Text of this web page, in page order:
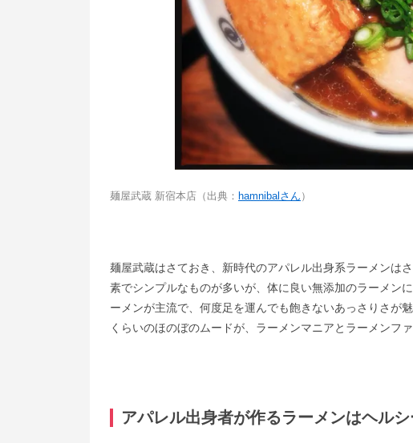
麺屋武蔵 新宿本店（出典： hamnibalさん ）
麺屋武蔵はさておき、新時代のアパレル出身系ラーメンは
素でシンプルなものが多いが、体に良い無添加のラーメン
ーメンが主流で、何度足を運んでも飽きないあっさりさが
くらいのほのぼのムードが、ラーメンマニアとラーメンフ
アパレル出身者が作るラーメンはヘルシ